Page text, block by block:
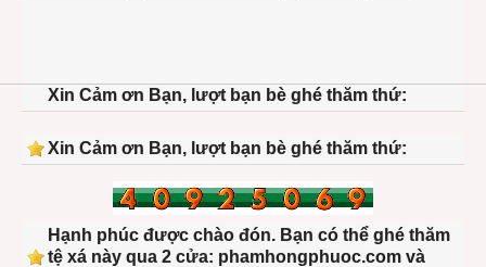
Xin Cảm ơn Bạn, lượt bạn bè ghé thăm thứ:
Xin Cảm ơn Bạn, lượt bạn bè ghé thăm thứ:
Hạnh phúc được chào đón. Bạn có thể ghé thăm
tệ xá này qua 2 cửa: phamhongphuoc.com và